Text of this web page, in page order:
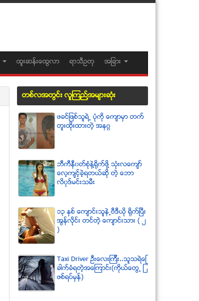
ထူးဆန္းေထြလာ ရာသီဥတု အျခား
တစ္လအတြင္း လူၾကည္႔အမ်ားဆံုး
ဖခင္ျဖစ္သူရဲ႕ ပံုကို ေက်ာမွာ တက္
တူးထိုးထားတဲ့ အနဂၢ
ဘီကီနီ၀တ္စံုနဲ႔႐ုိက္ဖို႔ သံုးလေက်ာ္
ေလ့က်င့္ခဲ့ရတယ္ဆို တဲ့ ေဘာ
လိ၀ုဒ္မင္းသမီး
၁၃ ႏွစ္ ေက်ာင္းသူနဲ႕ဗီဒီယို ရိုက္ျပီး
အြန္လိုင္း တင္တဲ့ ေက်ာင္းသား ( ၂
)
Taxi Driver ဦးေလးၾကီး..သူသရဲေျ
ခာက္ခံရတဲ့အေၾကာင္း(ကိုယ္ေတြ႕ ျ
ဖစ္ရပ္မွန္)